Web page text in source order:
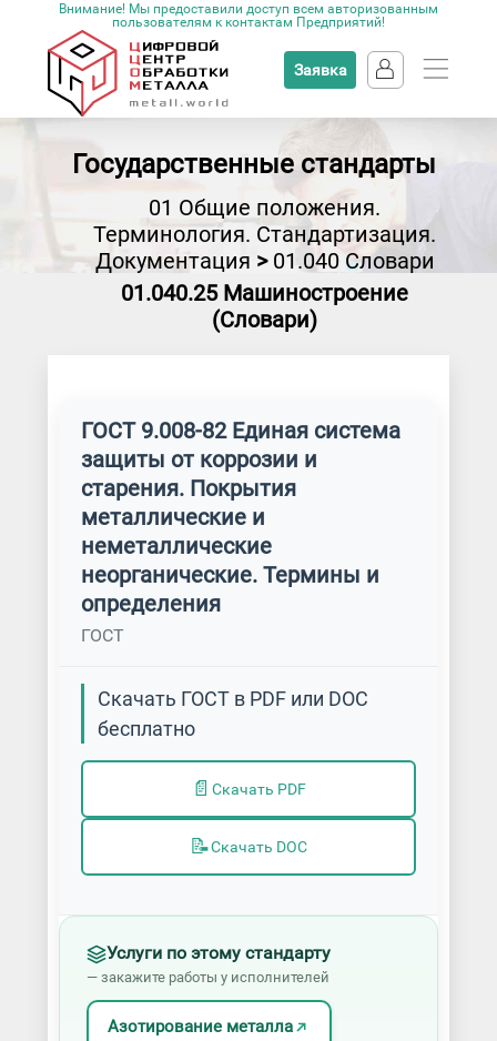
Внимание! Мы предоставили доступ всем авторизованным
пользователям к контактам Предприятий!
Заявка
Государственные стандарты
01 Общие положения.
Терминология. Стандартизация.
Документация > 01.040 Словари
01.040.25 Машиностроение
(Словари)
ГОСТ 9.008-82 Единая система
защиты от коррозии и
старения. Покрытия
металлические и
неметаллические
неорганические. Термины и
определения
ГОСТ
Скачать ГОСТ в PDF или DOC
бесплатно
📄 Скачать PDF
📝Скачать DOC
Услуги по этому стандарту
— закажите работы у исполнителей
Азотирование металла